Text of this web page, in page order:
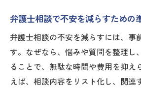
弁護士相談で不安を減らすための
弁護士相談の不安を減らすには、事
す。なぜなら、悩みや質問を整理し
ることで、無駄な時間や費用を抑え
えば、相談内容をリスト化し、関連